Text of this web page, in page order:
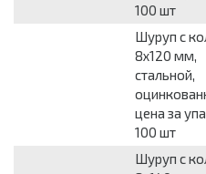
100 шт
Шуруп с
8х120 мм,
стальной,
цена за
100 шт
Шуруп с